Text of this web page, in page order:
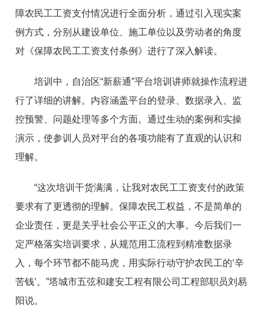
障农民工工资支付情况进行全面分析，通过引入现实案
例方式，分别从建设单位、施工单位以及劳动者的角度
对《保障农民工工资支付条例》进行了深入解读。
培训中，自治区“新薪通”平台培训讲师就操作流程进
行了详细的讲解。内容涵盖平台的登录、数据录入、监
控预警、问题处理等多个方面。通过生动的案例和实操
演示，使参训人员对平台的各项功能有了直观的认识和
理解。
“这次培训干货满满，让我对农民工工资支付的政策
要求有了更透彻的理解。保障农民工权益，不是简单的
企业责任，更是关乎社会公平正义的大事。今后我们一
定严格落实培训要求，从规范用工流程到精准数据录
入，每个环节都不能马虎，用实际行动守护农民工的‘辛
苦钱’。”塔城市五弦和建安工程有限公司工程部职员刘易
阳说。